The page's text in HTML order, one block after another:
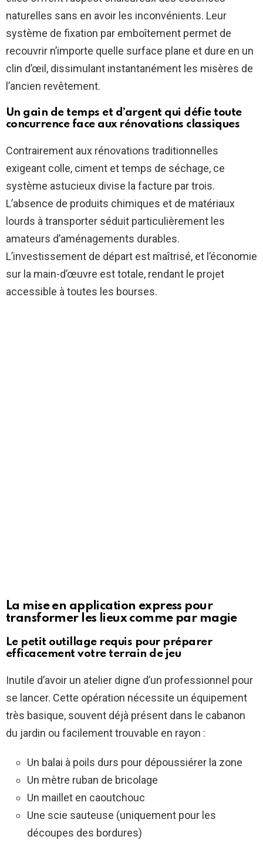
naturelles sans en avoir les inconvénients. Leur
système de fixation par emboîtement permet de
recouvrir n’importe quelle surface plane et dure en un
clin d’œil, dissimulant instantanément les misères de
l’ancien revêtement.
Un gain de temps et d’argent qui défie toute
concurrence face aux rénovations classiques
Contrairement aux rénovations traditionnelles
exigeant colle, ciment et temps de séchage, ce
système astucieux divise la facture par trois.
L’absence de produits chimiques et de matériaux
lourds à transporter séduit particulièrement les
amateurs d’aménagements durables.
L’investissement de départ est maîtrisé, et l’économie
sur la main-d’œuvre est totale, rendant le projet
accessible à toutes les bourses.
La mise en application express pour
transformer les lieux comme par magie
Le petit outillage requis pour préparer
efficacement votre terrain de jeu
Inutile d’avoir un atelier digne d’un professionnel pour
se lancer. Cette opération nécessite un équipement
très basique, souvent déjà présent dans le cabanon
du jardin ou facilement trouvable en rayon :
Un balai à poils durs pour dépoussiérer la zone
Un mètre ruban de bricolage
Un maillet en caoutchouc
Une scie sauteuse (uniquement pour les
découpes des bordures)